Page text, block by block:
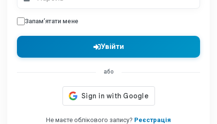
Запам’ятати мене
Увійти
або
Не маєте облікового запису? Реєстрація